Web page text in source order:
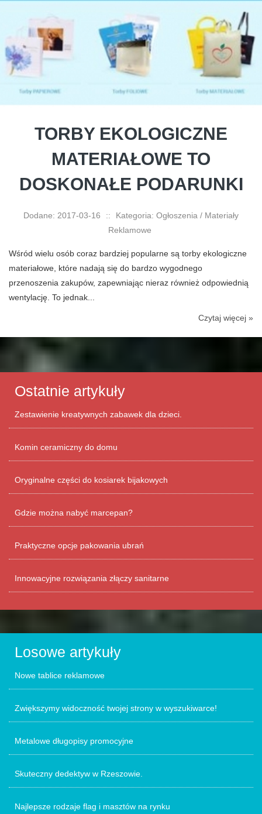
TORBY EKOLOGICZNE
MATERIAŁOWE TO
DOSKONAŁE PODARUNKI
Dodane: 2017-03-16 ::
Kategoria: Ogłoszenia / Materiały
Reklamowe
Wśród wielu osób coraz bardziej popularne są torby ekologiczne
materiałowe, które nadają się do bardzo wygodnego
przenoszenia zakupów, zapewniając nieraz również odpowiednią
wentylację. To jednak...
Czytaj więcej »
Ostatnie artykuły
Zestawienie kreatywnych zabawek dla dzieci.
Komin ceramiczny do domu
Oryginalne części do kosiarek bijakowych
Gdzie można nabyć marcepan?
Praktyczne opcje pakowania ubrań
Innowacyjne rozwiązania złączy sanitarne
Losowe artykuły
Nowe tablice reklamowe
Zwiększymy widoczność twojej strony w wyszukiwarce!
Metalowe długopisy promocyjne
Skuteczny dedektyw w Rzeszowie.
Najlepsze rodzaje flag i masztów na rynku